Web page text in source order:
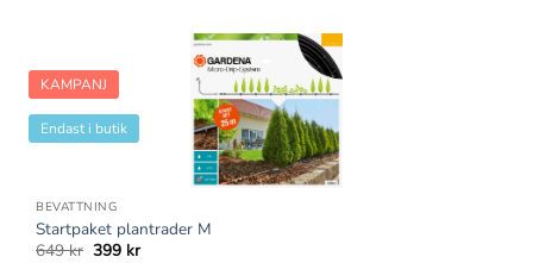
KAMPANJ
Endast i butik
BEVATTNING
Startpaket plantrader M
649kr Det
399 krDet